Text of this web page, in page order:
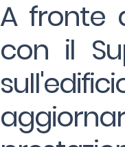
A fronte
con il